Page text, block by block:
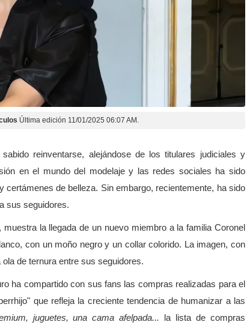
Última edición 11/01/2025 06:07 AM.
sabido reinventarse, alejándose de los titulares judiciales y
en el mundo del modelaje y las redes sociales ha sido
de belleza. Sin embargo, recientemente, ha sido
sus seguidores.
muestra la llegada de un nuevo miembro a la familia Coronel
con un moño negro y un collar colorido. La imagen, con
ola de ternura entre sus seguidores.
ha compartido con sus fans las compras realizadas para el
que refleja la creciente tendencia de humanizar a las
juguetes, una cama afelpada... la lista de compras